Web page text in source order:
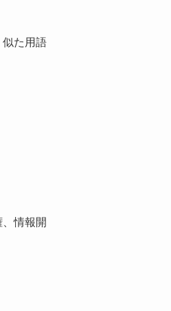
似た用語
情報開